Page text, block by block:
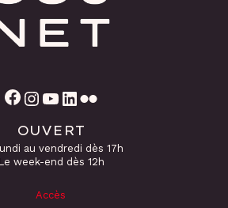
Facebook Instagram YouTube
OUVERT
au vendredi dès 17h
Le week-end dès 12h
Accès